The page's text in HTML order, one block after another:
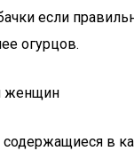
если
огурцов.
женщин
в